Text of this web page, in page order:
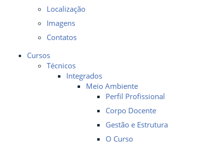
Localização
Imagens
Contatos
Cursos
Técnicos
Integrados
Meio Ambiente
Perfil Profissional
Corpo Docente
Gestão e Estrutura
O Curso